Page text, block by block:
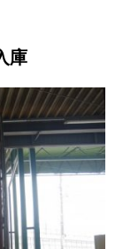
庫